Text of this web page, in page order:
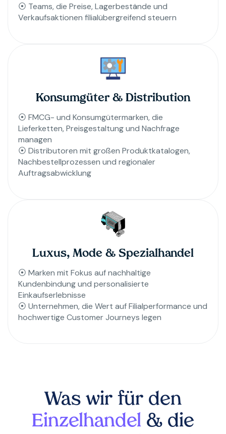
⦿ Teams, die Preise, Lagerbestände und
Verkaufsaktionen filialübergreifend steuern
Konsumgüter & Distribution
⦿ FMCG- und Konsumgütermarken, die
Lieferketten, Preisgestaltung und Nachfrage
managen
⦿ Distributoren mit großen Produktkatalogen,
Nachbestellprozessen und regionaler
Auftragsabwicklung
Luxus, Mode & Spezialhandel
⦿ Marken mit Fokus auf nachhaltige
Kundenbindung und personalisierte
Einkaufserlebnisse
⦿ Unternehmen, die Wert auf Filialperformance und
hochwertige Customer Journeys legen
Was wir für den
Einzelhandel & die